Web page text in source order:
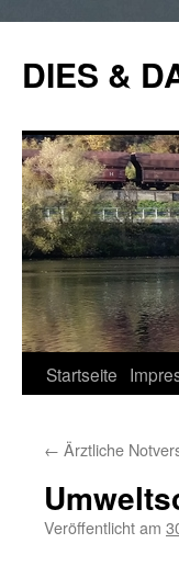
springen
DIES &
Startseite
← Ärztliche
Veröffentlicht am